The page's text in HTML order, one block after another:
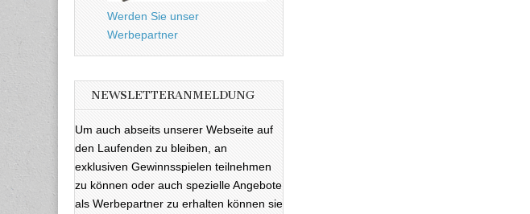
Werden Sie unser
Werbepartner
NEWSLETTERANMELDUNG
Um auch abseits unserer Webseite auf
den Laufenden zu bleiben, an
exklusiven Gewinnsspielen teilnehmen
zu können oder auch spezielle Angebote
als Werbepartner zu erhalten können sie